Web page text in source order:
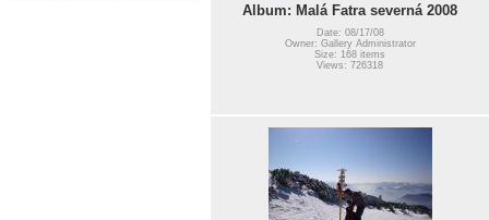
Album: Malá Fatra severná 2008
Date: 08/17/08
Owner: Gallery Administrator
Size: 168 items
Views: 726318